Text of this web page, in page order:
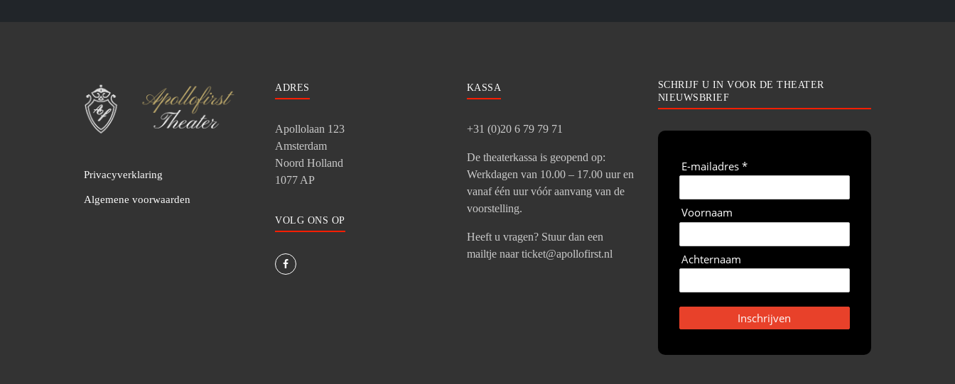
Privacyverklaring
Algemene voorwaarden
ADRES
Apollolaan 123
Amsterdam
Noord Holland
1077 AP
VOLG ONS OP
KASSA
+31 (0)20 6 79 79 71
De theaterkassa is geopend op:
Werkdagen van 10.00 – 17.00 uur en
vanaf één uur vóór aanvang van de
voorstelling.
Heeft u vragen? Stuur dan een
mailtje naar ticket@apollofirst.nl
SCHRIJF U IN VOOR DE THEATER
NIEUWSBRIEF
E-mailadres *
Voornaam
Achternaam
Inschrijven